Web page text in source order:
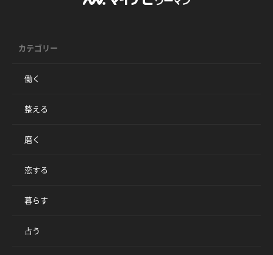
カテゴリー
働く
整える
磨く
恋する
暮らす
占う